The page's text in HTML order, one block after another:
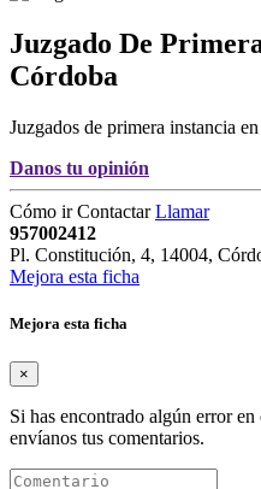
Juzgado De
Córdoba
Juzgados de primera instancia
Danos tu opinión
Cómo irContactarLlamar
957002412
Pl. Constitución, 4, 14004,
Mejora esta ficha
Mejora esta ficha
×
Si has encontrado algún error
envíanos tus comentarios.